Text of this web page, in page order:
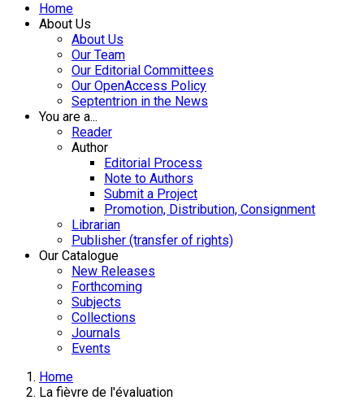
Home
About Us
About Us
Our Team
Our Editorial Committees
Our OpenAccess Policy
Septentrion in the News
You are a...
Reader
Author
Editorial Process
Note to Authors
Submit a Project
Promotion, Distribution, Consignment
Librarian
Publisher (transfer of rights)
Our Catalogue
New Releases
Forthcoming
Subjects
Collections
Journals
Events
Home
La fièvre de l'évaluation